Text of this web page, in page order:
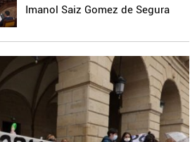
Imanol Saiz Gomez de Segura